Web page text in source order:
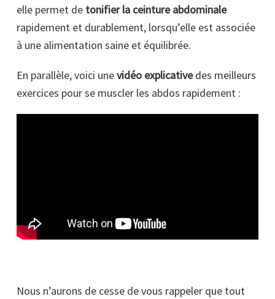
elle permet de tonifier la ceinture abdominale
rapidement et durablement, lorsqu’elle est associée
à une alimentation saine et équilibrée.
En parallèle, voici unevidéo explicativedes meilleurs
exercices pour se muscler les abdos rapidement :
Nous n’aurons de cesse de vous rappeler que tout